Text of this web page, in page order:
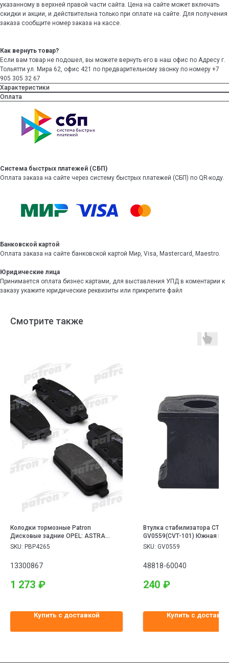
указанному в верхней правой части сайта. Цена на сайте может включать
скидки и акции, и действительна только при оплате на сайте. Для получения
заказа сообщите номер заказа на кассе.
Как вернуть товар?
Если вам товар не подошел, вы можете вернуть его в наш офис по Адресу г.
Тольятти ул. Мира 62, офис 421 по предварительному звонку по номеру +7
905 305 32 67
Характеристики
Оплата
Система быстрых платежей (СБП)
Оплата заказа на сайте через систему быстрых платежей (СБП) по QR-коду.
Банковской картой
Оплата заказа на сайте банковской картой Мир, Visa, Mastercard, Maestro.
Юридические лица
Принимается оплата бизнес картами, для выставления УПД в коментарии к
заказу укажите юридические реквизиты или прикрепите файл
Смотрите также
Колодки тормозные Patron
Дисковые задние OPEL: ASTRA
1.4/1.6/1.3D 09>
SKU: PBP4265
13300867
1 273 ₽
Купить с доставкой
Втулка стабилизатора CTR
GV0559(CVT-101) Южная
Оригинал Задняя TOYOTA
SKU: GV0559
48818-60040
240 ₽
Купить с